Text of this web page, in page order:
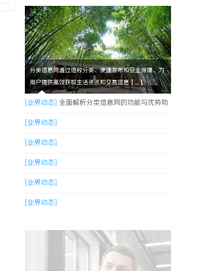
分类信息网通过细致分类、便捷发布和安全保障，为
用户提供高效获取生活资讯和交易信息【....】
[业界动态] 全面解析分类信息网的功能与优势助
您高效获取生活资讯
[业界动态]
[业界动态]
[业界动态]
[业界动态]
[业界动态]